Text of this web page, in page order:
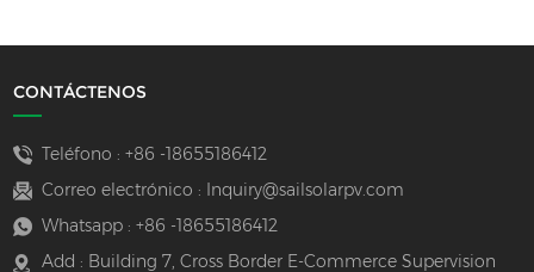
CONTÁCTENOS
Teléfono : +86 -18655186412
Correo electrónico :
Inquiry@sailsolarpv.com
Whatsapp : +86 -18655186412
Add : Building 7, Cross Border E-Commerce Supervision